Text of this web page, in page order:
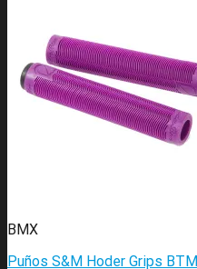
BMX
Puños S&M Hoder Grips BTM